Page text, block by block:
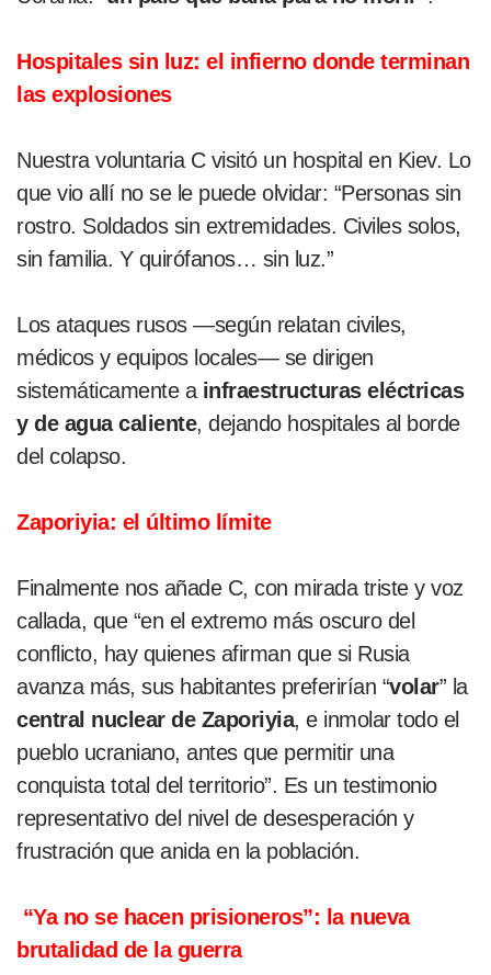
Hospitales sin luz: el infierno donde terminan
las explosiones
Nuestra voluntaria C visitó un hospital en Kiev. Lo
que vio allí no se le puede olvidar: “Personas sin
rostro. Soldados sin extremidades. Civiles solos,
sin familia. Y quirófanos… sin luz.”
Los ataques rusos —según relatan civiles,
médicos y equipos locales— se dirigen
sistemáticamente a infraestructuras eléctricas
y de agua caliente, dejando hospitales al borde
del colapso.
Zaporiyia: el último límite
Finalmente nos añade C, con mirada triste y voz
callada, que “en el extremo más oscuro del
conflicto, hay quienes afirman que si Rusia
avanza más, sus habitantes preferirían “volar” la
central nuclear de Zaporiyia, e inmolar todo el
pueblo ucraniano, antes que permitir una
conquista total del territorio”. Es un testimonio
representativo del nivel de desesperación y
frustración que anida en la población.
“Ya no se hacen prisioneros”: la nueva
brutalidad de la guerra